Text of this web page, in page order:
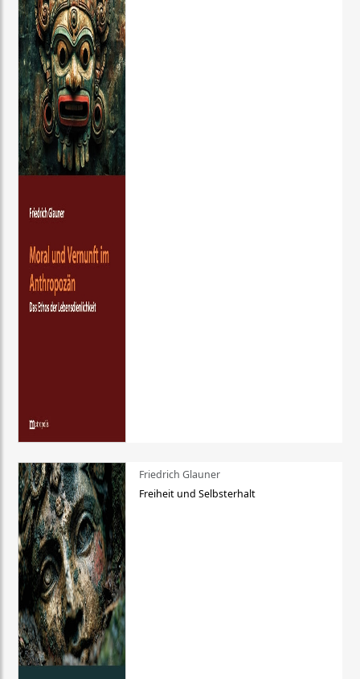
Friedrich Glauner
Freiheit und Selbsterhalt